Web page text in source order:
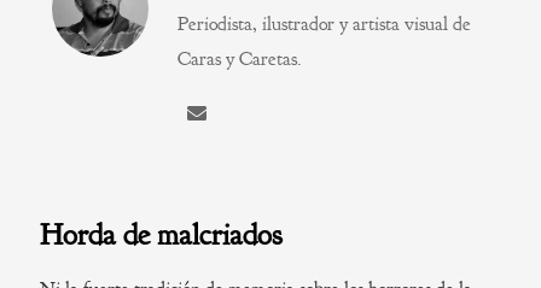
Periodista, ilustrador y artista visual de
Caras y Caretas.
Horda de malcriados